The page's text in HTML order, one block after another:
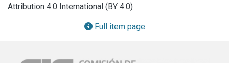
Attribution 4.0 International (BY 4.0)
Full item page